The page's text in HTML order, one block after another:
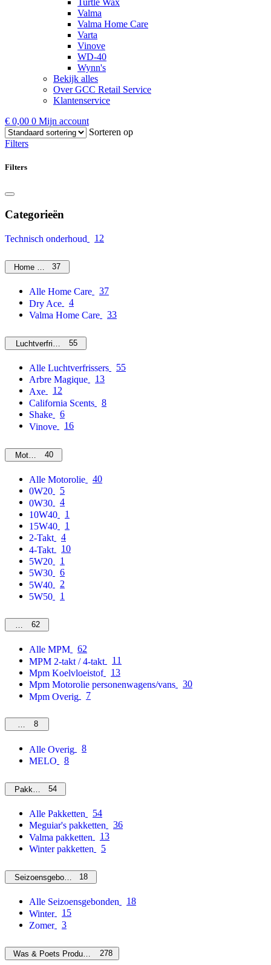
Turtle Wax
Valma
Valma Home Care
Varta
Vinove
WD-40
Wynn's
Bekijk alles
Over GCC Retail Service
Klantenservice
€ 0,00 0 Mijn account
Sorteren op
Filters
Filters
Categorieën
Technisch onderhoud 12
Home Care37
Alle Home Care
37
Dry Ace
4
Valma Home Care
33
Luchtverfrissers55
Alle Luchtverfrissers
55
Arbre Magique
13
Axe
12
California Scents
8
Shake
6
Vinove
16
Motorolie40
Alle Motorolie
40
0W20
5
0W30
4
10W40
1
15W40
1
2-Takt
4
4-Takt
10
5W20
1
5W30
6
5W40
2
5W50
1
MPM62
Alle MPM
62
MPM 2-takt / 4-takt
11
Mpm Koelvloeistof
13
Mpm Motorolie personenwagens/vans
30
Mpm Overig
7
Overig
8
Alle Overig
8
MELO
8
Pakketten54
Alle Pakketten
54
Meguiar's pakketten
36
Valma pakketten
13
Winter pakketten
5
Seizoensgebonden18
Alle Seizoensgebonden
18
Winter
15
Zomer
3
Was & Poets Producten 278